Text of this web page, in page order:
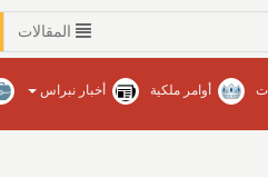
المقالات
أوامر ملكية أخبار نبراس